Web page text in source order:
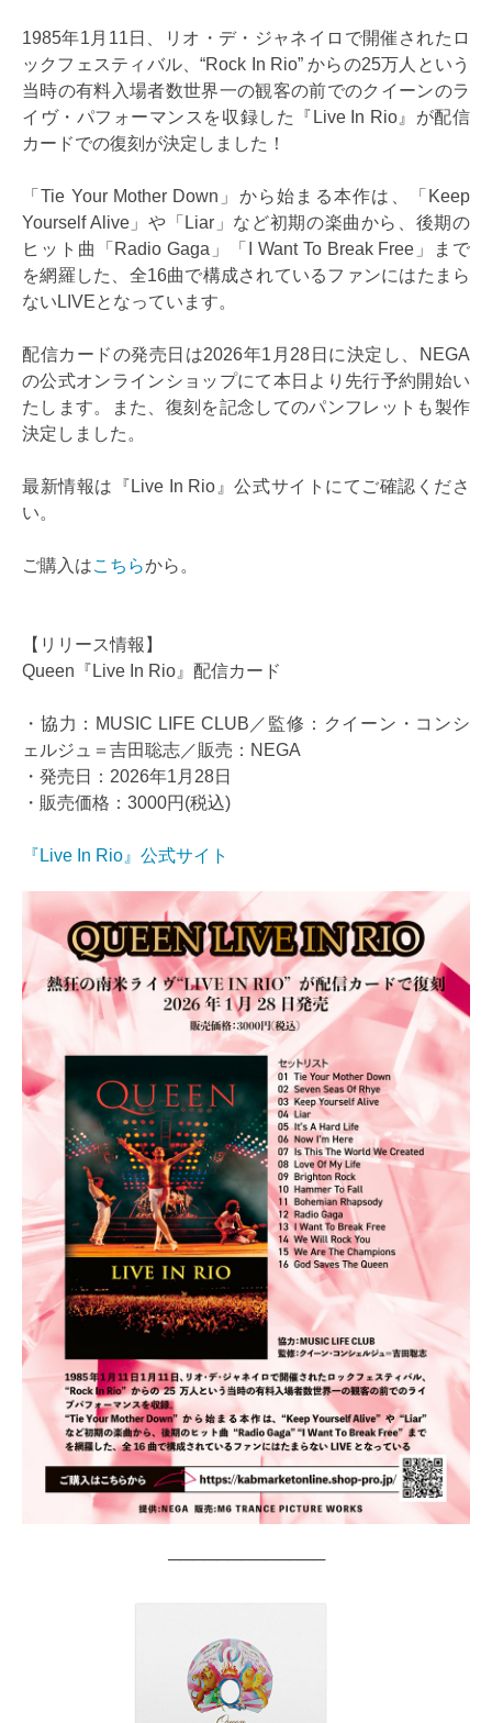
1985年1月11日、リオ・デ・ジャネイロで開催されたロ
ックフェスティバル、“Rock In Rio” からの25万人という
当時の有料入場者数世界一の観客の前でのクイーンのラ
イヴ・パフォーマンスを収録した『Live In Rio』が配信
カードでの復刻が決定しました！
「Tie Your Mother Down」から始まる本作は、「Keep
Yourself Alive」や「Liar」など初期の楽曲から、後期の
ヒット曲「Radio Gaga」「I Want To Break Free」まで
を網羅した、全16曲で構成されているファンにはたまら
ないLIVEとなっています。
配信カードの発売日は2026年1月28日に決定し、NEGA
の公式オンラインショップにて本日より先行予約開始い
たします。また、復刻を記念してのパンフレットも製作
決定しました。
最新情報は『Live In Rio』公式サイトにてご確認くださ
い。
ご購入はこちらから。
【リリース情報】
Queen『Live In Rio』配信カード
・協力：MUSIC LIFE CLUB／監修：クイーン・コンシ
ェルジュ＝吉田聡志／販売：NEGA
・発売日：2026年1月28日
・販売価格：3000円(税込)
『Live In Rio』公式サイト
─────────────